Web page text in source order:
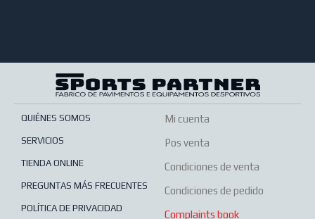
QUIÉNES SOMOS
SERVICIOS
TIENDA ONLINE
PREGUNTAS MÁS FRECUENTES
POLÍTICA DE PRIVACIDAD
Mi cuenta
Pos venta
Condiciones de venta
Condiciones de pedido
Complaints book